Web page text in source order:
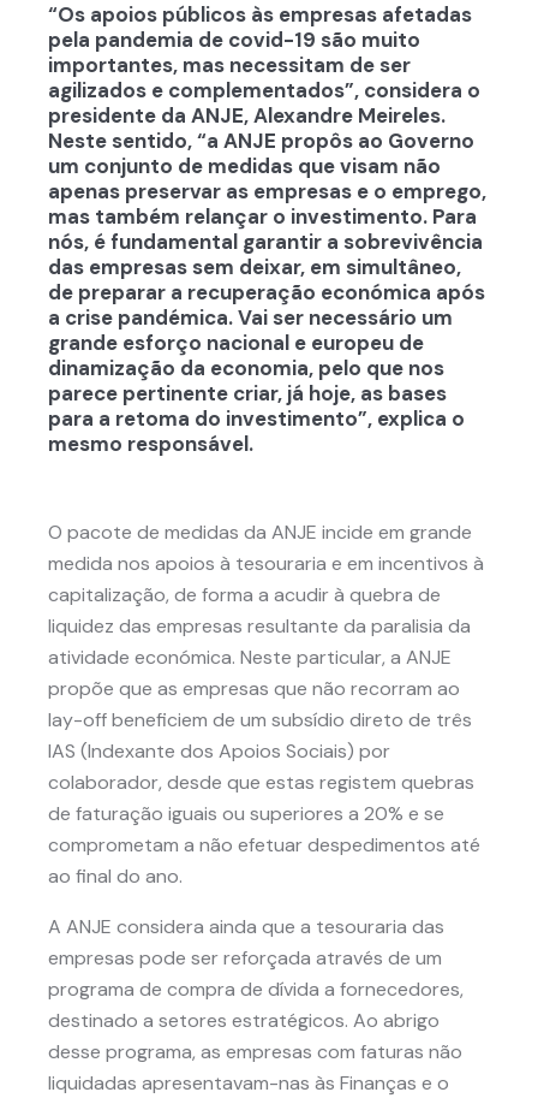
“Os apoios públicos às empresas afetadas
pela pandemia de covid-19 são muito
importantes, mas necessitam de ser
agilizados e complementados”, considera o
presidente da ANJE, Alexandre Meireles.
Neste sentido, “a ANJE propôs ao Governo
um conjunto de medidas que visam não
apenas preservar as empresas e o emprego,
mas também relançar o investimento. Para
nós, é fundamental garantir a sobrevivência
das empresas sem deixar, em simultâneo,
de preparar a recuperação económica após
a crise pandémica. Vai ser necessário um
grande esforço nacional e europeu de
dinamização da economia, pelo que nos
parece pertinente criar, já hoje, as bases
para a retoma do investimento”, explica o
mesmo responsável.
O pacote de medidas da ANJE incide em grande
medida nos apoios à tesouraria e em incentivos à
capitalização, de forma a acudir à quebra de
liquidez das empresas resultante da paralisia da
atividade económica. Neste particular, a ANJE
propõe que as empresas que não recorram ao
lay-off beneficiem de um subsídio direto de três
IAS (Indexante dos Apoios Sociais) por
colaborador, desde que estas registem quebras
de faturação iguais ou superiores a 20% e se
comprometam a não efetuar despedimentos até
ao final do ano.
A ANJE considera ainda que a tesouraria das
empresas pode ser reforçada através de um
programa de compra de dívida a fornecedores,
destinado a setores estratégicos. Ao abrigo
desse programa, as empresas com faturas não
liquidadas apresentavam-nas às Finanças e o